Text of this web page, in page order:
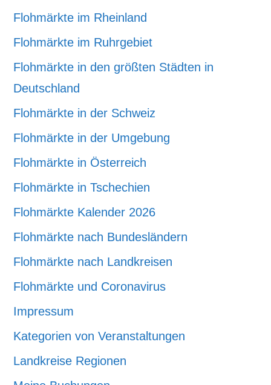
Flohmärkte im Rheinland
Flohmärkte im Ruhrgebiet
Flohmärkte in den größten Städten in
Deutschland
Flohmärkte in der Schweiz
Flohmärkte in der Umgebung
Flohmärkte in Österreich
Flohmärkte in Tschechien
Flohmärkte Kalender 2026
Flohmärkte nach Bundesländern
Flohmärkte nach Landkreisen
Flohmärkte und Coronavirus
Impressum
Kategorien von Veranstaltungen
Landkreise Regionen